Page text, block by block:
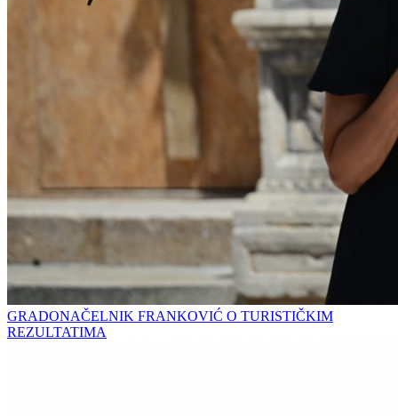
GRADONAČELNIK FRANKOVIĆ O TURISTIČKIM
REZULTATIMA